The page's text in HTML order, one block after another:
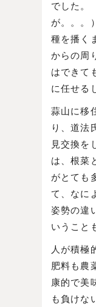
でした。
が。。。）
種を播く
からの周
はできて
に任せる
蒜山に移
り、道法
見交換を
は、根菜
がとても
て、なに
姿勢の違
いうこと
人が積極
肥料も農
康的で美
も負けな